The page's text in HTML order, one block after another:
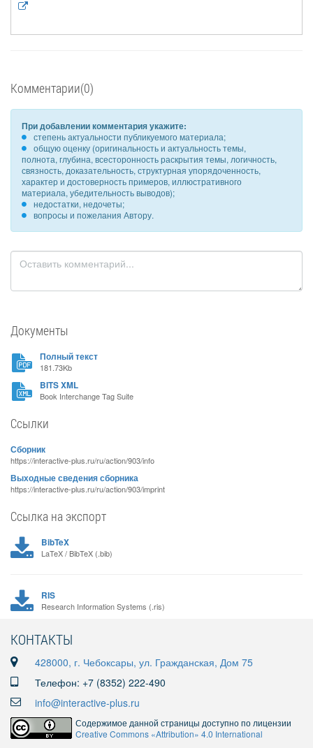
Комментарии(0)
При добавлении комментария укажите:
степень актуальности публикуемого материала;
общую оценку (оригинальность и актуальность темы,
полнота, глубина, всесторонность раскрытия темы, логичность,
связность, доказательность, структурная упорядоченность,
характер и достоверность примеров, иллюстративного
материала, убедительность выводов);
недостатки, недочеты;
вопросы и пожелания Автору.
Документы
Полный текст
181.73Kb
BITS XML
Book Interchange Tag Suite
Ссылки
Сборник
https://interactive-plus.ru/ru/action/903/info
Выходные сведения сборника
https://interactive-plus.ru/ru/action/903/imprint
Ссылка на экспорт
BibTeX
LaTeX / BibTeX (.bib)
RIS
Research Information Systems (.ris)
КОНТАКТЫ
428000, г. Чебоксары, ул. Гражданская, Дом 75
Телефон: +7 (8352) 222-490
info@interactive-plus.ru
Содержимое данной страницы доступно по лицензии
Creative Commons «Attribution» 4.0 International